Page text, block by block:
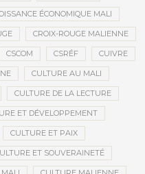
ÉCONOMIQUE MALI
CROIX-ROUGE MALIENNE
CSCOM CSRÉF CUIVRE
CULTURE AU MALI
CULTURE DE LA LECTURE
ET DÉVELOPPEMENT
CULTURE ET PAIX
ET SOUVERAINETÉ